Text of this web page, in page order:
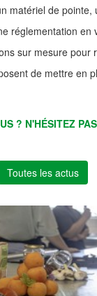
matériel de
réglementation
sur mesure pour
de mettre en
? N'HÉSITEZ
Toutes les actus